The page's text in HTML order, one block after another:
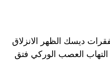
ديسك الظهر الانزلاق
العصب الوركي فتق